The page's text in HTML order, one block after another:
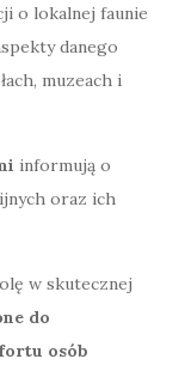
o lokalnej faunie
danego
muzeach i
informują o
oraz ich
w skutecznej
do
osób